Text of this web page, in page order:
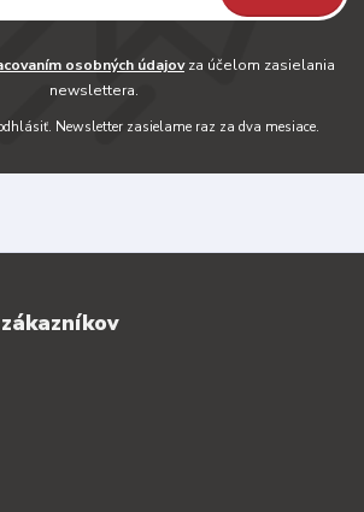
osobných údajovza účelom zasielania
newslettera.
Newsletter zasielame raz za dva mesiace.